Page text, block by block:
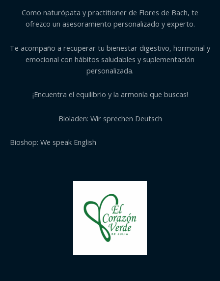
Como naturópata y practitioner de Flores de Bach, te
ofrezco un asesoramiento personalizado y experto.
Te acompaño a recuperar tu bienestar digestivo, hormonal y
emocional con hábitos saludables y suplementación
personalizada.
¡Encuentra el equilibrio y la armonía que buscas!
Bioladen: Wir sprechen Deutsch
Bioshop: We speak English